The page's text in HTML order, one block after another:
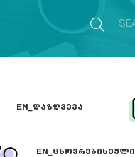
EN_ᲓᲐᲖᲦᲕᲔᲕᲐ
EN_ᲪᲮᲝᲕᲠᲔᲑᲘᲡᲔᲣᲚᲘ